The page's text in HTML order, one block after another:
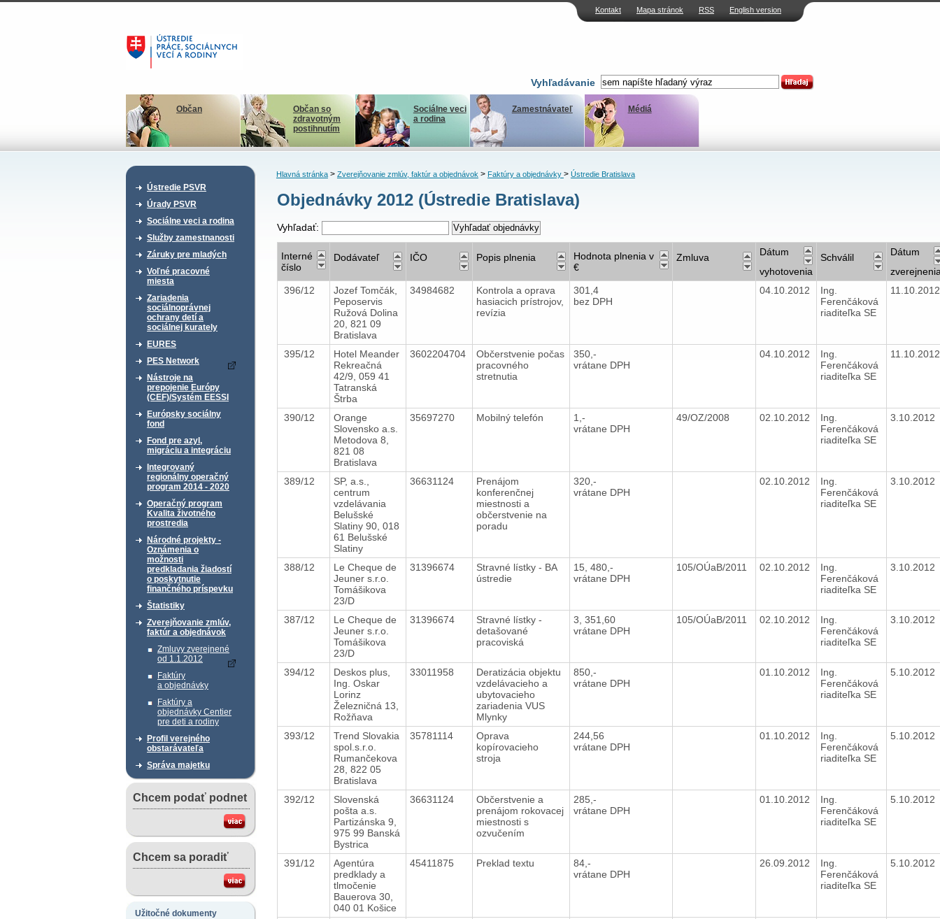
Kontakt Mapa stránok RSS English version
Vyhľadávanie
Občan
Občan so
zdravotným
postihnutím
Sociálne veci
a rodina
Zamestnávateľ Médiá
Ústredie PSVR
Úrady PSVR
Sociálne veci a rodina
Služby zamestnanosti
Záruky pre mladých
Voľné pracovné
miesta
Zariadenia
sociálnoprávnej
ochrany detí a
sociálnej kurately
EURES
PES Network
Nástroje na
prepojenie Európy
(CEF)/Systém EESSI
Európsky sociálny
fond
Fond pre azyl,
migráciu a integráciu
Integrovaný
regionálny operačný
program 2014 - 2020
Operačný program
Kvalita životného
prostredia
Národné projekty -
Oznámenia o
možnosti
predkladania žiadostí
o poskytnutie
finančného príspevku
Štatistiky
Zverejňovanie zmlúv,
faktúr a objednávok
Zmluvy zverejnené
od 1.1.2012
Faktúry
a objednávky
Faktúry a
objednávky Centier
pre deti a rodiny
Profil verejného
obstarávateľa
Správa majetku
Chcem podať podnet
Chcem sa poradiť
Užitočné dokumenty
Hlavná stránka> Zverejňovanie zmlúv, faktúr a objednávok> Faktúry a objednávky > Ústredie Bratislava
Objednávky 2012 (Ústredie Bratislava)
Vyhľadať:
Interné
číslo
Dodávateľ IČO Popis plnenia
Hodnota plnenia v
€
Zmluva
Dátum
vyhotovenia
Schválil
Dátum
396/12
Jozef Tomčák,
Peposervis
Ružová Dolina
20, 821 09
Bratislava
34984682
Kontrola a oprava
hasiacich prístrojov,
revízia
301,4
bez DPH
04.10.2012
Ing.
Ferenčáková
riaditeľka SE
395/12
Hotel Meander
Rekreačná
42/9, 059 41
Tatranská
Štrba
3602204704
Občerstvenie počas
pracovného
stretnutia
350,-
vrátane DPH
04.10.2012
Ing.
Ferenčáková
riaditeľka SE
390/12
Orange
Slovensko a.s.
Metodova 8,
821 08
Bratislava
35697270 Mobilný telefón
1,-
vrátane DPH
49/OZ/2008 02.10.2012
Ing.
Ferenčáková
riaditeľka SE
3.10.2012
389/12
SP, a.s.,
centrum
vzdelávania
Belušské
Slatiny 90, 018
61 Belušské
Slatiny
36631124
Prenájom
konferenčnej
miestnosti a
občerstvenie na
poradu
320,-
vrátane DPH
02.10.2012
Ing.
Ferenčáková
riaditeľka SE
3.10.2012
388/12
Le Cheque de
Jeuner s.r.o.
Tomášikova
23/D
31396674
Stravné lístky - BA
ústredie
15, 480,-
vrátane DPH
105/OÚaB/2011 02.10.2012
Ing.
Ferenčáková
riaditeľka SE
3.10.2012
387/12
Le Cheque de
Jeuner s.r.o.
Tomášikova
23/D
31396674
Stravné lístky -
detašované
pracoviská
3, 351,60
vrátane DPH
105/OÚaB/2011 02.10.2012
Ing.
Ferenčáková
riaditeľka SE
3.10.2012
394/12
Deskos plus,
Ing. Oskar
Lorinz
Železničná 13,
Rožňava
33011958
Deratizácia objektu
vzdelávacieho a
ubytovacieho
zariadenia VUS
Mlynky
850,-
vrátane DPH
01.10.2012
Ing.
Ferenčáková
riaditeľka SE
5.10.2012
393/12
Trend Slovakia
spol.s.r.o.
Rumančekova
28, 822 05
Bratislava
35781114
Oprava
kopírovacieho
stroja
244,56
vrátane DPH
01.10.2012
Ing.
Ferenčáková
riaditeľka SE
5.10.2012
392/12
Slovenská
pošta a.s.
Partizánska 9,
975 99 Banská
Bystrica
36631124
Občerstvenie a
prenájom rokovacej
miestnosti s
ozvučením
285,-
vrátane DPH
01.10.2012
Ing.
Ferenčáková
riaditeľka SE
5.10.2012
391/12
Agentúra
predklady a
tlmočenie
Bauerova 30,
040 01 Košice
45411875 Preklad textu
84,-
vrátane DPH
26.09.2012
Ing.
Ferenčáková
riaditeľka SE
5.10.2012